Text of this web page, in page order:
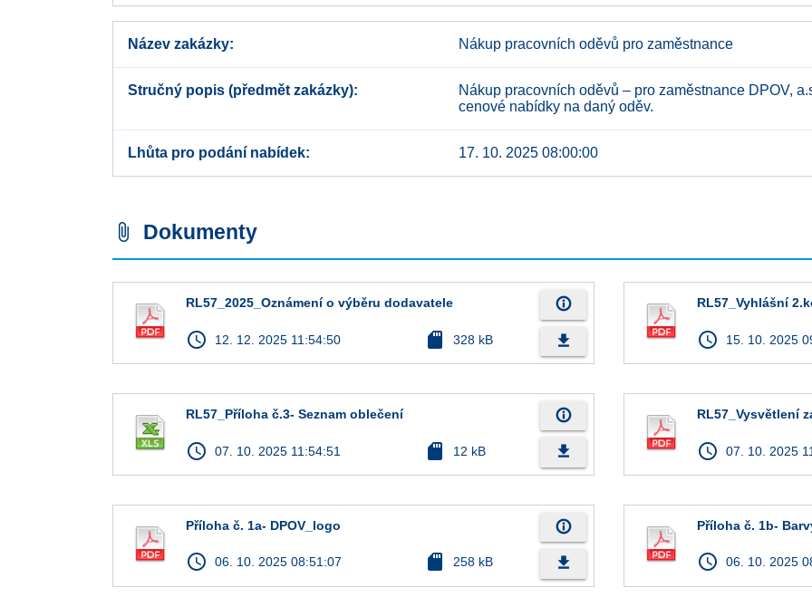
Název zakázky Nákup pracovních oděvů pro zaměstnance
Stručný popis (předmět zakázky)
Nákup pracovních oděvů – pro zaměstnance DPOV,
cenové nabídky na daný oděv.
Lhůta pro podání nabídek 17. 10. 2025 08:00:00
attach_file Dokumenty
RL57_2025_Oznámení o výběru dodavatele
access_time 12. 12. 2025 11:54:50 sd_card 328 kB
info_outline
file_download
RL57_Vyhlášní
access_time 15. 10. 2025
RL57_Příloha č.3- Seznam oblečení
access_time 07. 10. 2025 11:54:51 sd_card 12 kB
info_outline
file_download
RL57_Vysvětlení
access_time 07. 10. 2025
Příloha č. 1a- DPOV_logo
access_time 06. 10. 2025 08:51:07 sd_card 258 kB
info_outline
file_download
Příloha č. 1b-
access_time 06. 10. 2025